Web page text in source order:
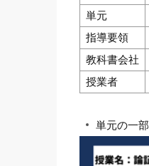
単元
指導要領
教科書会社
授業者
単元の一部